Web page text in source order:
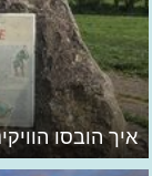
איך הובסו